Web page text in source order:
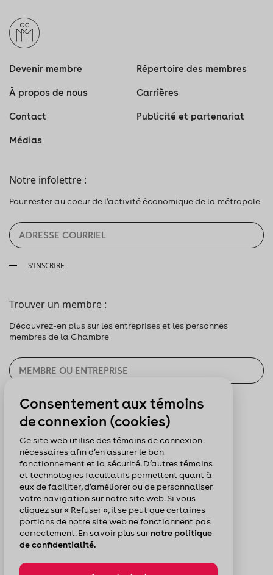
Devenir membre Répertoire des membres
À propos de nous Carrières
Contact Publicité et partenariat
Médias
Notre infolettre :
Pour rester au coeur de l’activité économique de la métropole
S'INSCRIRE
Trouver un membre :
Découvrez-en plus sur les entreprises et les personnes
membres de la Chambre
CHERCHER
Pour nous suivre :
Consentement aux témoins
de connexion (cookies)
Ce site web utilise des témoins de connexion
nécessaires afin d’en assurer le bon
fonctionnement et la sécurité. D’autres témoins
et technologies facultatifs permettent quant à
eux de faciliter, d’améliorer ou de personnaliser
votre navigation sur notre site web. Si vous
cliquez sur « Refuser », il se peut que certaines
portions de notre site web ne fonctionnent pas
correctement. En savoir plus sur notre politique
de confidentialité.